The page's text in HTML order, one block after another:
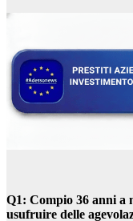
Q1: Compio 36 anni a
usufruire delle